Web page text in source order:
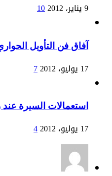
9 يناير، 2012 10
آفاق فن التأويل
17 يوليو، 2012 7
استعمالات السيرة عند
17 يوليو، 2012 4